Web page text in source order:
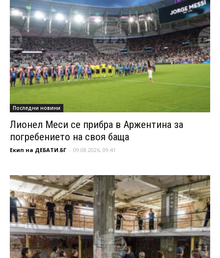
Последни новини
Лионел Меси се прибра в Аржентина за
погребението на своя баща
Екип на ДЕБАТИ.БГ - 09.08.2026, 09:41